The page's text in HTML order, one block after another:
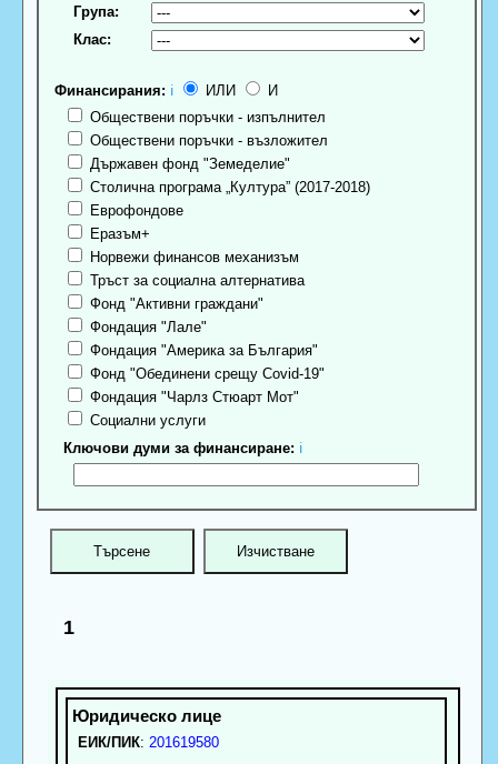
Група:
Клас:
Финансирания: ℹ ИЛИ
И
Обществени поръчки - изпълнител
Обществени поръчки - възложител
Държавен фонд "Земеделие"
Столична програма „Култура” (2017-2018)
Еврофондове
Еразъм+
Норвежи финансов механизъм
Тръст за социална алтернатива
Фонд "Активни граждани"
Фондация "Лале"
Фондация "Америка за България"
Фонд "Обединени срещу Covid-19"
Фондация "Чарлз Стюарт Мот"
Социални услуги
Ключови думи за финансиране: ℹ
1
ЕИК/ПИК: 201619580